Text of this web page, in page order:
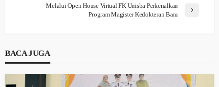
Melalui Open House Virtual FK Unisba Perkenalkan
Program Magister Kedokteran Baru
BACA JUGA